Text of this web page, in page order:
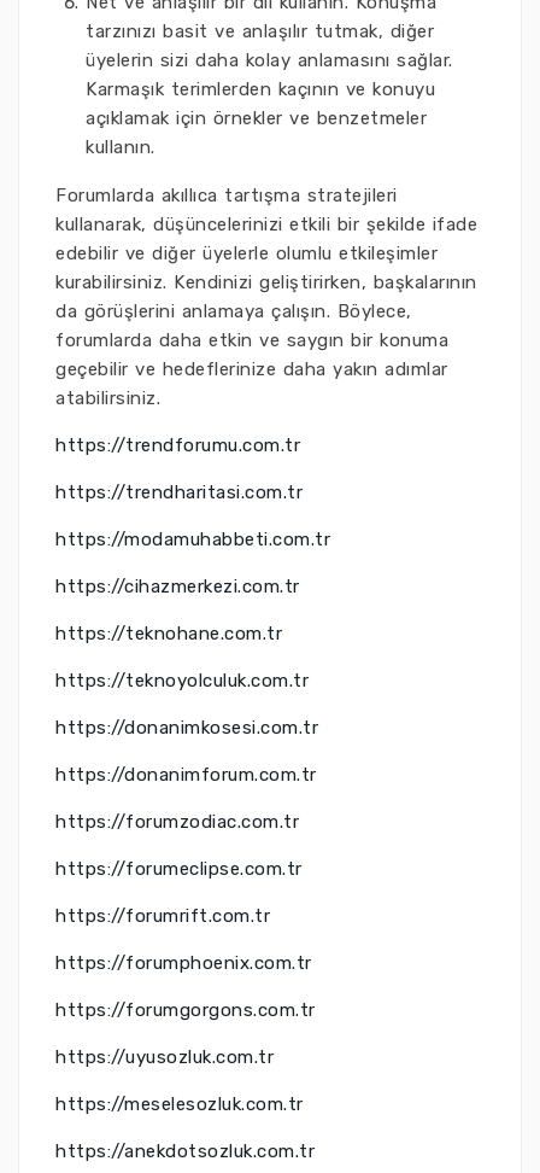
tarzınızı basit ve anlaşılır tutmak, diğer
üyelerin sizi daha kolay anlamasını sağlar.
Karmaşık terimlerden kaçının ve konuyu
açıklamak için örnekler ve benzetmeler
kullanın.
Forumlarda akıllıca tartışma stratejileri
kullanarak, düşüncelerinizi etkili bir şekilde ifade
edebilir ve diğer üyelerle olumlu etkileşimler
kurabilirsiniz. Kendinizi geliştirirken, başkalarının
da görüşlerini anlamaya çalışın. Böylece,
forumlarda daha etkin ve saygın bir konuma
geçebilir ve hedeflerinize daha yakın adımlar
atabilirsiniz.
https://trendforumu.com.tr
https://trendharitasi.com.tr
https://modamuhabbeti.com.tr
https://cihazmerkezi.com.tr
https://teknohane.com.tr
https://teknoyolculuk.com.tr
https://donanimkosesi.com.tr
https://donanimforum.com.tr
https://forumzodiac.com.tr
https://forumeclipse.com.tr
https://forumrift.com.tr
https://forumphoenix.com.tr
https://forumgorgons.com.tr
https://uyusozluk.com.tr
https://meselesozluk.com.tr
https://anekdotsozluk.com.tr